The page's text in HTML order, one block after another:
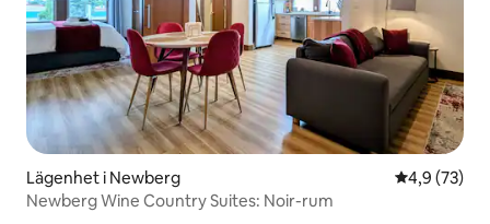
Lägenhet i Newberg 4,9 av 5 i
4,9 (73)
Newberg Wine Country Suites: Noir-rum